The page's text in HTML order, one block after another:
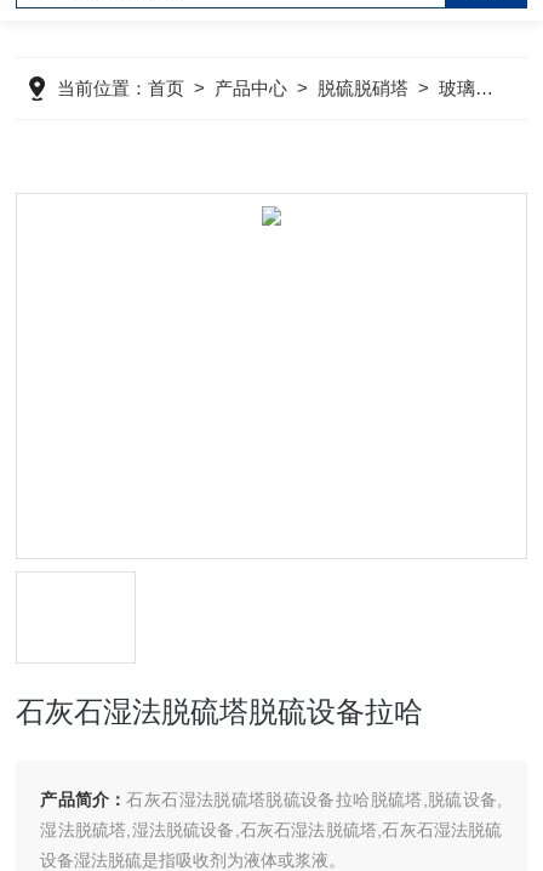
当前位置：首页 > 产品中心 > 脱硫脱硝塔 >玻璃钢脱硫塔
石灰石湿法脱硫塔脱硫设备拉哈
产品简介：石灰石湿法脱硫塔脱硫设备拉哈脱硫塔,脱硫设备,
湿法脱硫塔,湿法脱硫设备,石灰石湿法脱硫塔,石灰石湿法脱硫
设备湿法脱硫是指吸收剂为液体或浆液。